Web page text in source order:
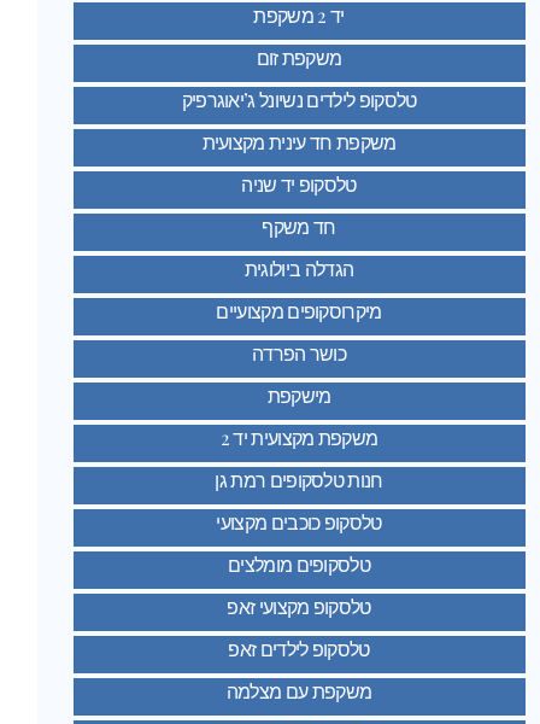
יד 2 משקפת
משקפת זום
טלסקופ לילדים נשיונל ג’יאוגרפיק
משקפת חד עינית מקצועית
טלסקופ יד שניה
חד משקף
הגדלה ביולוגית
מיקרוסקופים מקצועיים
כושר הפרדה
מישקפת
משקפת מקצועית יד 2
חנות טלסקופים רמת גן
טלסקופ כוכבים מקצועי
טלסקופים מומלצים
טלסקופ מקצועי זאפ
טלסקופ לילדים זאפ
משקפת עם מצלמה